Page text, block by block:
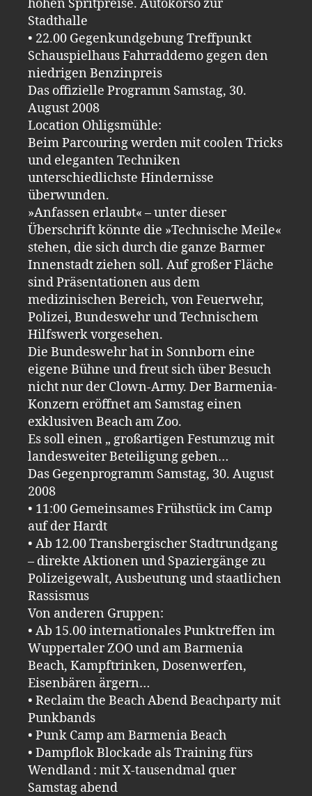
hohen Spritpreise. Autokorso zur
Stadthalle
• 22.00 Gegenkundgebung Treffpunkt
Schauspielhaus Fahrraddemo gegen den
niedrigen Benzinpreis
Das offizielle Programm Samstag, 30.
August 2008
Location Ohligsmühle:
Beim Parcouring werden mit coolen Tricks
und eleganten Techniken
unterschiedlichste Hindernisse
überwunden.
»Anfassen erlaubt« – unter dieser
Überschrift könnte die »Technische Meile«
stehen, die sich durch die ganze Barmer
Innenstadt ziehen soll. Auf großer Fläche
sind Präsentationen aus dem
medizinischen Bereich, von Feuerwehr,
Polizei, Bundeswehr und Technischem
Hilfswerk vorgesehen.
Die Bundeswehr hat in Sonnborn eine
eigene Bühne und freut sich über Besuch
nicht nur der Clown-Army. Der Barmenia-
Konzern eröffnet am Samstag einen
exklusiven Beach am Zoo.
Es soll einen „ großartigen Festumzug mit
landesweiter Beteiligung geben…
Das Gegenprogramm Samstag, 30. August
2008
• 11:00 Gemeinsames Frühstück im Camp
auf der Hardt
• Ab 12.00 Transbergischer Stadtrundgang
– direkte Aktionen und Spaziergänge zu
Polizeigewalt, Ausbeutung und staatlichen
Rassismus
Von anderen Gruppen:
• Ab 15.00 internationales Punktreffen im
Wuppertaler ZOO und am Barmenia
Beach, Kampftrinken, Dosenwerfen,
Eisenbären ärgern…
• Reclaim the Beach Abend Beachparty mit
Punkbands
• Punk Camp am Barmenia Beach
• Dampflok Blockade als Training fürs
Wendland : mit X-tausendmal quer
Samstag abend